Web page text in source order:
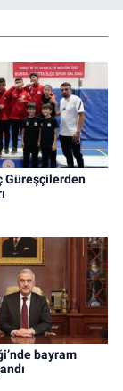
Güreşçilerden
bayram